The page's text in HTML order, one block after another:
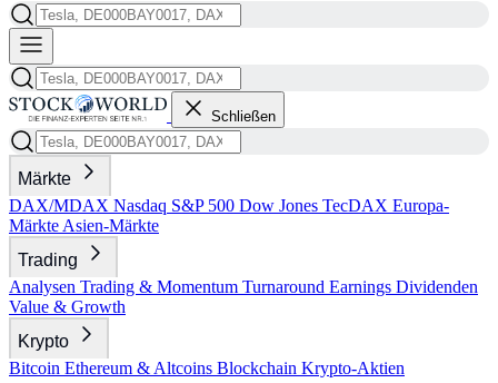
Schließen
Märkte
DAX/MDAX Nasdaq S&P 500 Dow Jones TecDAX Europa-
Märkte Asien-Märkte
Trading
Analysen Trading & Momentum Turnaround Earnings Dividenden
Value & Growth
Krypto
Bitcoin Ethereum & Altcoins Blockchain Krypto-Aktien